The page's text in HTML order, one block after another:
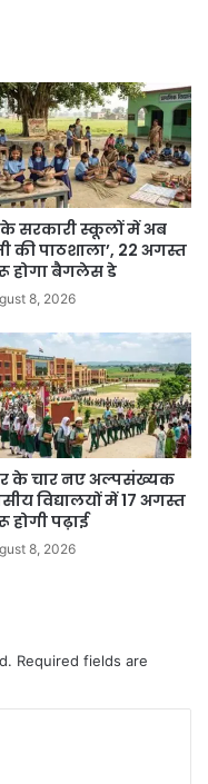
सरकारी स्कूलों में अब
की पाठशाला’, 22 अगस्त
होगा बैगलेस डे
8, 2026
के चार नए अल्पसंख्यक
विद्यालयों में 17 अगस्त
होगी पढ़ाई
8, 2026
Required fields are